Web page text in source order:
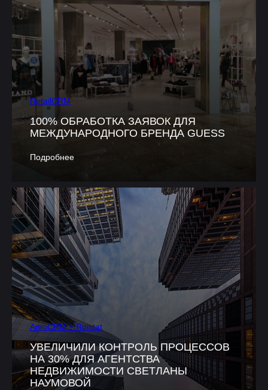
RetailCRM
100% ОБРАБОТКА ЗАЯВОК ДЛЯ
МЕЖДУНАРОДНОГО БРЕНДА GUESS
Подробнее
AmoCRM + Roistat
УВЕЛИЧИЛИ КОНТРОЛЬ ПРОЦЕССОВ
НА 30% ДЛЯ АГЕНТСТВА
НЕДВИЖИМОСТИ СВЕТЛАНЫ
НАУМОВОЙ